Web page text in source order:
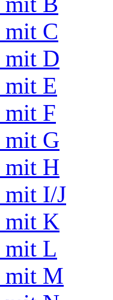
mit C
mit D
mit E
mit F
mit G
mit H
mit I/J
mit K
mit L
mit M